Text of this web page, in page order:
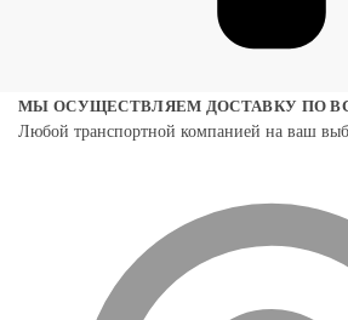
МЫ ОСУЩЕСТВЛЯЕМ ДОСТАВКУ ПО
Любой транспортной компанией на ваш